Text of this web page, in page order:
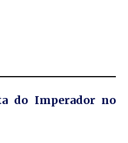
do Imperador no